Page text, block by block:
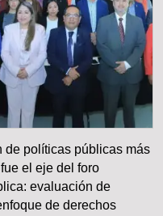
de políticas públicas más
el eje del foro
evaluación de
de derechos